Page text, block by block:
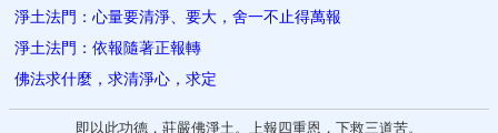
淨土法門：心量要清淨、要大，舍一不止得萬報
淨土法門：依報隨著正報轉
佛法求什麼，求清淨心，求定
即以此功德，莊嚴佛淨土。上報四重恩，下救三道苦。